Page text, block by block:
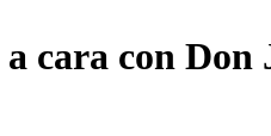
cara con Don